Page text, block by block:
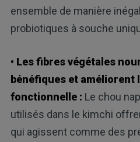
ensemble de manière
probiotiques à souche
• Les fibres végétales
bénéfiques et améliorent
fonctionnelle : Le chou
utilisés dans le kimchi
qui agissent comme des